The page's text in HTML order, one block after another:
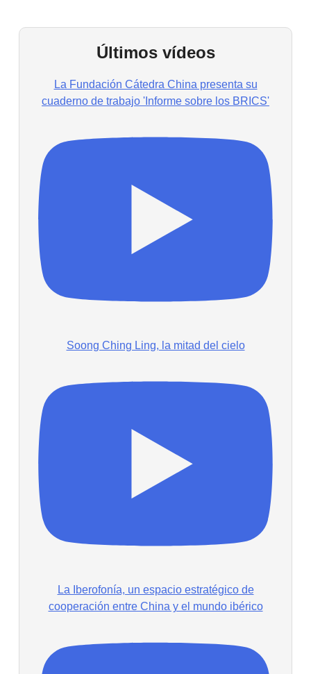
Últimos vídeos
La Fundación Cátedra China presenta su
cuaderno de trabajo 'Informe sobre los BRICS'
Soong Ching Ling, la mitad del cielo
La Iberofonía, un espacio estratégico de
cooperación entre China y el mundo ibérico